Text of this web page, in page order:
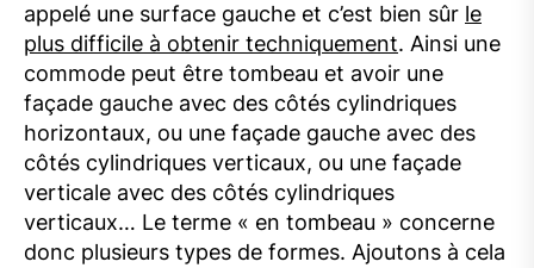
appelé une surface gauche et c’est bien sûr le
plus difficile à obtenir techniquement. Ainsi une
commode peut être tombeau et avoir une
façade gauche avec des côtés cylindriques
horizontaux, ou une façade gauche avec des
côtés cylindriques verticaux, ou une façade
verticale avec des côtés cylindriques
verticaux… Le terme « en tombeau » concerne
donc plusieurs types de formes. Ajoutons à cela